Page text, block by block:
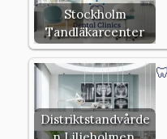
Stockholm
Tandläkarcenter
Distriktstandvårde